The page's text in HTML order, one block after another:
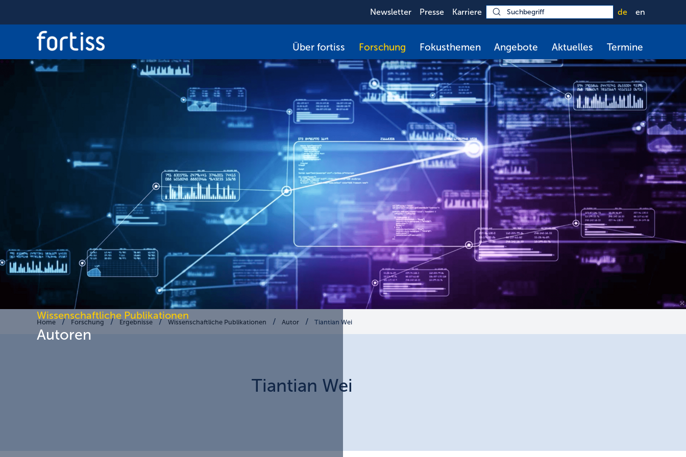
Newsletter Presse Karriere de en
Über fortiss Forschung Fokusthemen Angebote Aktuelles Termine
Wissenschaftliche Publikationen
Autoren
Home Forschung Ergebnisse Wissenschaftliche Publikationen Autor Tiantian Wei
Tiantian Wei